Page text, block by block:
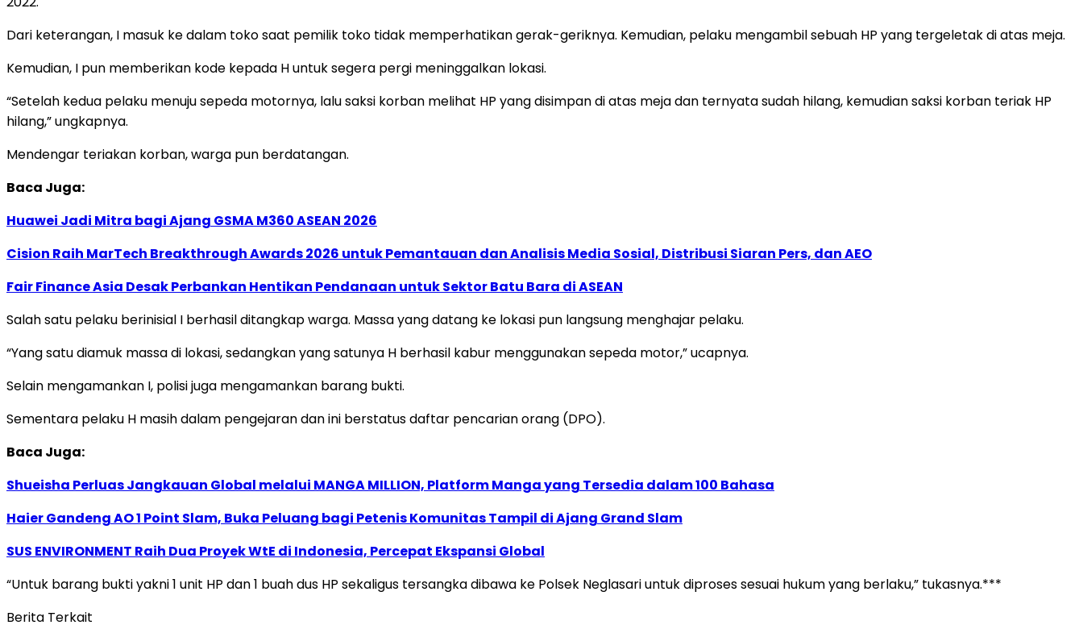
Dari keterangan, I masuk ke dalam toko saat pemilik toko tidak memperhatikan gerak-geriknya. Kemudian, pelaku mengambil sebuah HP yang tergeletak di atas meja.
Kemudian, I pun memberikan kode kepada H untuk segera pergi meninggalkan lokasi.
“Setelah kedua pelaku menuju sepeda motornya, lalu saksi korban melihat HP yang disimpan di atas meja dan ternyata sudah hilang, kemudian saksi korban teriak HP
hilang,” ungkapnya.
Mendengar teriakan korban, warga pun berdatangan.
Baca Juga:
Huawei Jadi Mitra bagi Ajang GSMA M360 ASEAN 2026
Cision Raih MarTech Breakthrough Awards 2026 untuk Pemantauan dan Analisis Media Sosial, Distribusi Siaran Pers, dan AEO
Fair Finance Asia Desak Perbankan Hentikan Pendanaan untuk Sektor Batu Bara di ASEAN
Salah satu pelaku berinisial I berhasil ditangkap warga. Massa yang datang ke lokasi pun langsung menghajar pelaku.
“Yang satu diamuk massa di lokasi, sedangkan yang satunya H berhasil kabur menggunakan sepeda motor,” ucapnya.
Selain mengamankan I, polisi juga mengamankan barang bukti.
Sementara pelaku H masih dalam pengejaran dan ini berstatus daftar pencarian orang (DPO).
Baca Juga:
Shueisha Perluas Jangkauan Global melalui MANGA MILLION, Platform Manga yang Tersedia dalam 100 Bahasa
Haier Gandeng AO 1 Point Slam, Buka Peluang bagi Petenis Komunitas Tampil di Ajang Grand Slam
SUS ENVIRONMENT Raih Dua Proyek WtE di Indonesia, Percepat Ekspansi Global
“Untuk barang bukti yakni 1 unit HP dan 1 buah dus HP sekaligus tersangka dibawa ke Polsek Neglasari untuk diproses sesuai hukum yang berlaku,” tukasnya.***
Berita Terkait